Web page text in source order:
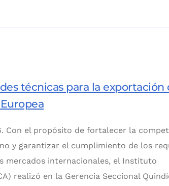
técnicas para la exportación
Con el propósito de fortalecer la
y garantizar el cumplimiento de los
mercados internacionales, el Instituto
realizó en la Gerencia Seccional